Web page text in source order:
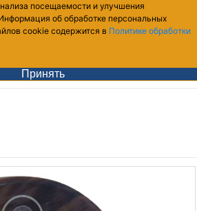
посещаемости и улучшения
об обработке персональных
cookie содержится в Политике обработки
Принять